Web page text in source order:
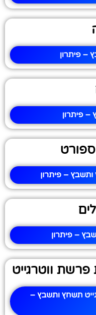
– פיתרון
– פיתרון
– פיתרון
– פיתרון
ווטרגייט
תשחץ ותשבץ –